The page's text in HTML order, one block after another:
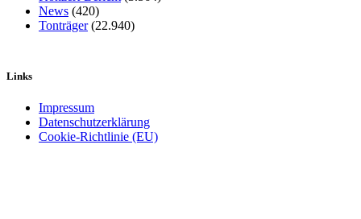
News (420)
Tonträger(22.940)
Links
Impressum
Datenschutzerklärung
Cookie-Richtlinie (EU)